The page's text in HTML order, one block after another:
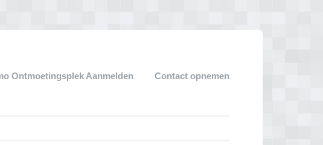
Ontmoetingsplek Aanmelden Contact opnemen